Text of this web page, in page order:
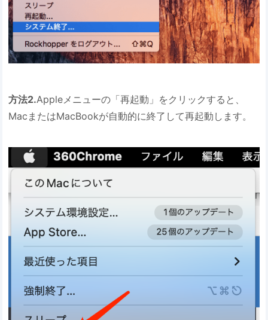
方法2.Appleメニューの「再起動」をクリックすると、
MacまたはMacBookが自動的に終了して再起動します。